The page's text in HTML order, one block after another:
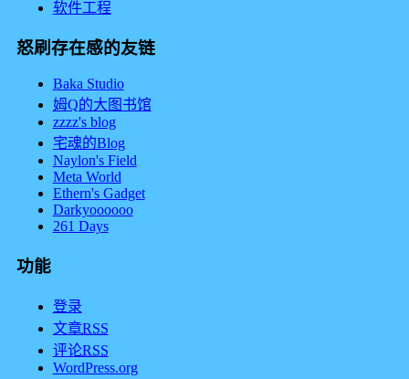
软件工程
怒刷存在感的友链
Baka Studio
姆Q的大图书馆
zzzz's blog
宅魂的Blog
Naylon's Field
Meta World
Ethern's Gadget
Darkyoooooo
261 Days
功能
登录
文章RSS
评论RSS
WordPress.org